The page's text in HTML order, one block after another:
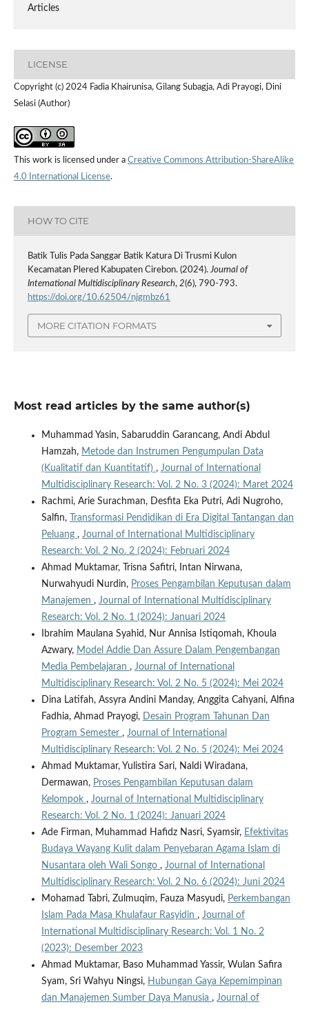
Articles
LICENSE
Copyright (c) 2024 Fadia Khairunisa, Gilang Subagja, Adi Prayogi, Dini
Selasi (Author)
This work is licensed under a Creative Commons Attribution-ShareAlike
4.0 International License.
HOW TO CITE
Batik Tulis Pada Sanggar Batik Katura Di Trusmi Kulon
Kecamatan Plered Kabupaten Cirebon. (2024).Journal of
International Multidisciplinary Research, 2(6), 790-793.
https://doi.org/10.62504/njgmbz61
MORE CITATION FORMATS
Most read articles by the same author(s)
Muhammad Yasin, Sabaruddin Garancang, Andi Abdul
Hamzah, Metode dan Instrumen Pengumpulan Data
(Kualitatif dan Kuantitatif) , Journal of International
Multidisciplinary Research: Vol. 2 No. 3 (2024): Maret 2024
Rachmi, Arie Surachman, Desfita Eka Putri, Adi Nugroho,
Salfin,
Transformasi Pendidikan di Era Digital Tantangan dan
Peluang , Journal of International Multidisciplinary
Research: Vol. 2 No. 2 (2024): Februari 2024
Ahmad Muktamar, Trisna Safitri, Intan Nirwana,
Nurwahyudi Nurdin, Proses Pengambilan Keputusan dalam
Manajemen , Journal of International Multidisciplinary
Research: Vol. 2 No. 1 (2024): Januari 2024
Ibrahim Maulana Syahid, Nur Annisa Istiqomah, Khoula
Azwary, Model Addie Dan Assure Dalam Pengembangan
Media Pembelajaran , Journal of International
Multidisciplinary Research: Vol. 2 No. 5 (2024): Mei 2024
Dina Latifah, Assyra Andini Manday, Anggita Cahyani, Alfina
Fadhia, Ahmad Prayogi, Desain Program Tahunan Dan
Program Semester , Journal of International
Multidisciplinary Research: Vol. 2 No. 5 (2024): Mei 2024
Ahmad Muktamar, Yulistira Sari, Naldi Wiradana,
Dermawan, Proses Pengambilan Keputusan dalam
Kelompok , Journal of International Multidisciplinary
Research: Vol. 2 No. 1 (2024): Januari 2024
Ade Firman, Muhammad Hafidz Nasri, Syamsir, Efektivitas
Budaya Wayang Kulit dalam Penyebaran Agama Islam di
Nusantara oleh Wali Songo , Journal of International
Multidisciplinary Research: Vol. 2 No. 6 (2024): Juni 2024
Mohamad Tabri, Zulmuqim, Fauza Masyudi, Perkembangan
Islam Pada Masa Khulafaur Rasyidin , Journal of
International Multidisciplinary Research: Vol. 1 No. 2
(2023): Desember 2023
Ahmad Muktamar, Baso Muhammad Yassir, Wulan Safira
Syam, Sri Wahyu Ningsi, Hubungan Gaya Kepemimpinan
dan Manajemen Sumber Daya Manusia , Journal of